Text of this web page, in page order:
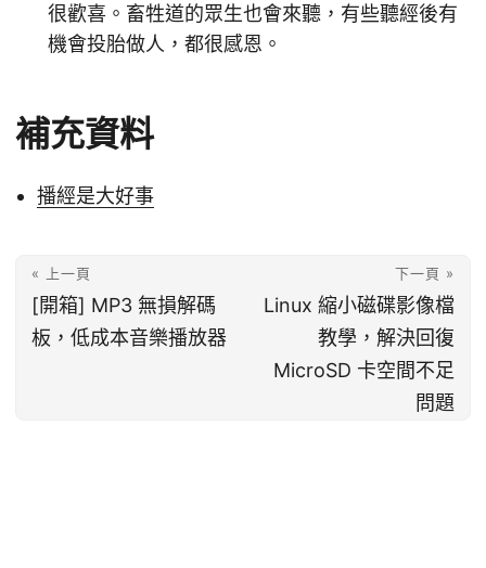
很歡喜。畜牲道的眾生也會來聽，有些聽經後有
機會投胎做人，都很感恩。
補充資料
播經是大好事
« 上一頁
[開箱] MP3 無損解碼
板，低成本音樂播放器
下一頁 »
Linux 縮小磁碟影像檔
教學，解決回復
MicroSD 卡空間不足
問題